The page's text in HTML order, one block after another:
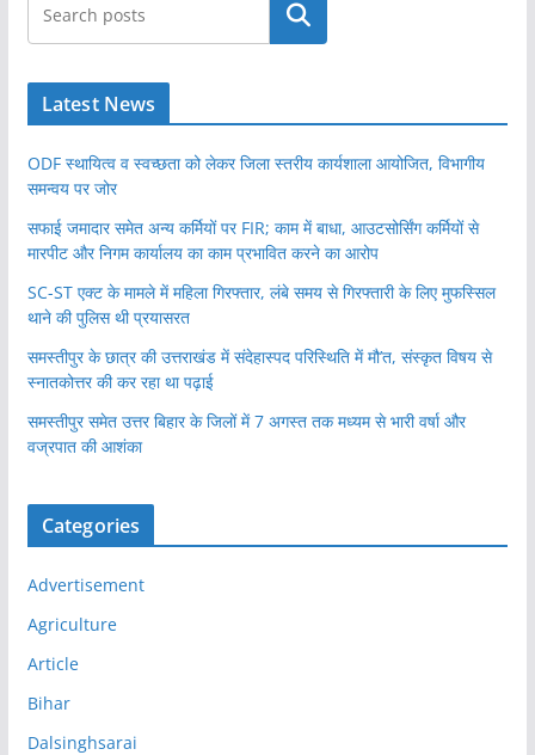
खोजें
Latest News
ODF स्थायित्व व स्वच्छता को लेकर जिला स्तरीय कार्यशाला आयोजित, विभागीय
समन्वय पर जोर
सफाई जमादार समेत अन्य कर्मियों पर FIR; काम में बाधा, आउटसोर्सिंग कर्मियों से
मारपीट और निगम कार्यालय का काम प्रभावित करने का आरोप
SC-ST एक्ट के मामले में महिला गिरफ्तार, लंबे समय से गिरफ्तारी के लिए मुफस्सिल
थाने की पुलिस थी प्रयासरत
समस्तीपुर के छात्र की उत्तराखंड में संदेहास्पद परिस्थिति में मौ’त, संस्कृत विषय से
स्नातकोत्तर की कर रहा था पढ़ाई
समस्तीपुर समेत उत्तर बिहार के जिलों में 7 अगस्त तक मध्यम से भारी वर्षा और
वज्रपात की आशंका
Categories
Advertisement
Agriculture
Article
Bihar
Dalsinghsarai